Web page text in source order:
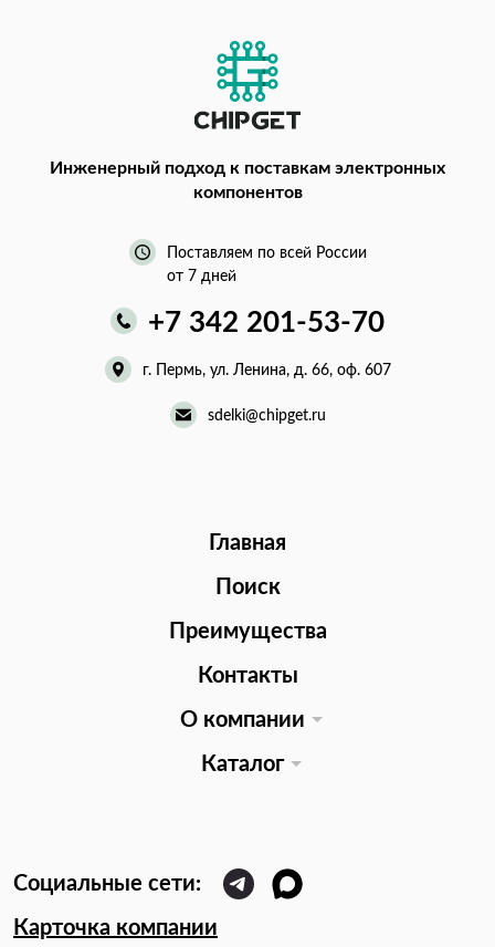
Инженерный подход к поставкам электронных
компонентов
Поставляем по всей России
от 7 дней
+7 342 201-53-70
г. Пермь, ул. Ленина, д. 66, оф. 607
sdelki@chipget.ru
Главная
Поиск
Преимущества
Контакты
О компании
Каталог
Карточка компании